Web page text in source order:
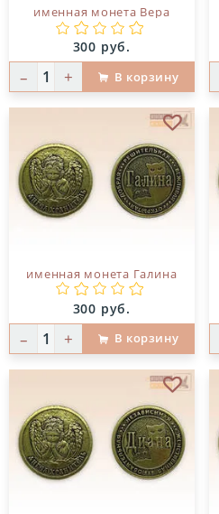
именная монета Вера
Цена:
300 руб.
– + В корзину
именная монета Галина
Цена:
300 руб.
– + В корзину